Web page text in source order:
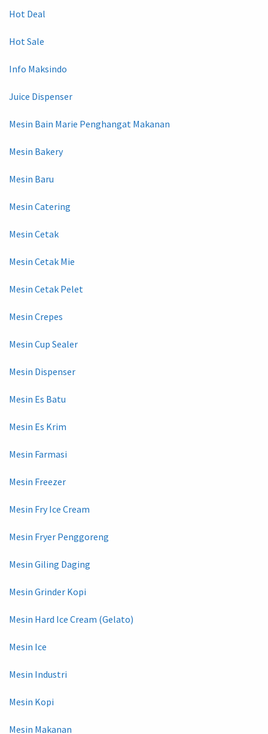
Hot Deal
Hot Sale
Info Maksindo
Juice Dispenser
Mesin Bain Marie Penghangat Makanan
Mesin Bakery
Mesin Baru
Mesin Catering
Mesin Cetak
Mesin Cetak Mie
Mesin Cetak Pelet
Mesin Crepes
Mesin Cup Sealer
Mesin Dispenser
Mesin Es Batu
Mesin Es Krim
Mesin Farmasi
Mesin Freezer
Mesin Fry Ice Cream
Mesin Fryer Penggoreng
Mesin Giling Daging
Mesin Grinder Kopi
Mesin Hard Ice Cream (Gelato)
Mesin Ice
Mesin Industri
Mesin Kopi
Mesin Makanan